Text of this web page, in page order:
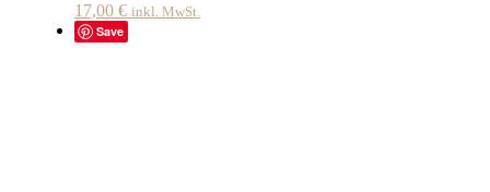
17,00 € inkl. MwSt.
Save